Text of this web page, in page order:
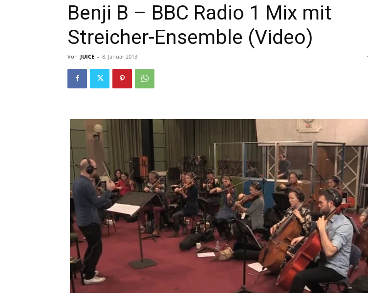
Benji B – BBC Radio 1 Mix mit
Streicher-Ensemble (Video)
Von JUICE - 8. Januar 2013